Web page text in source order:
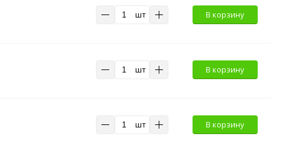
шт В корзину
шт В корзину
шт В корзину